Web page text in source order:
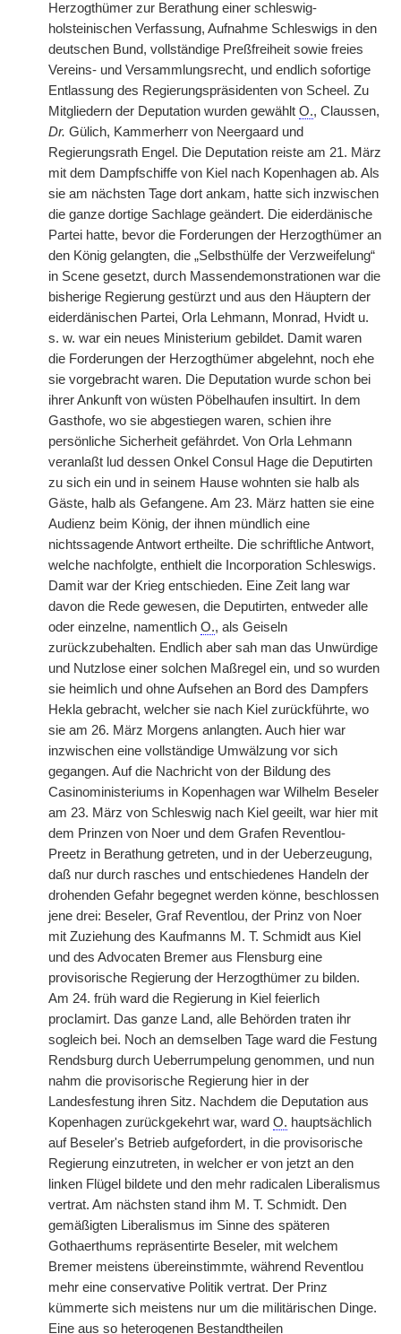
Herzogthümer zur Berathung einer schleswig-
holsteinischen Verfassung, Aufnahme Schleswigs in den
deutschen Bund, vollständige Preßfreiheit sowie freies
Vereins- und Versammlungsrecht, und endlich sofortige
Entlassung des Regierungspräsidenten von Scheel. Zu
Mitgliedern der Deputation wurden gewählt O., Claussen,
Dr. Gülich, Kammerherr von Neergaard und
Regierungsrath Engel. Die Deputation reiste am 21. März
mit dem Dampfschiffe von Kiel nach Kopenhagen ab. Als
sie am nächsten Tage dort ankam, hatte sich inzwischen
die ganze dortige Sachlage geändert. Die eiderdänische
Partei hatte, bevor die Forderungen der Herzogthümer an
den König gelangten, die „Selbsthülfe der Verzweifelung“
in Scene gesetzt, durch Massendemonstrationen war die
bisherige Regierung gestürzt und aus den Häuptern der
eiderdänischen Partei, Orla Lehmann, Monrad, Hvidt u.
s. w. war ein neues Ministerium gebildet. Damit waren
die Forderungen der Herzogthümer abgelehnt, noch ehe
sie vorgebracht waren. Die Deputation wurde schon bei
ihrer Ankunft von wüsten Pöbelhaufen insultirt. In dem
Gasthofe, wo sie abgestiegen waren, schien ihre
persönliche Sicherheit gefährdet. Von Orla Lehmann
veranlaßt lud dessen Onkel Consul Hage die Deputirten
zu sich ein und in seinem Hause wohnten sie halb als
Gäste, halb als Gefangene. Am 23. März hatten sie eine
Audienz beim König, der ihnen mündlich eine
nichtssagende Antwort ertheilte. Die schriftliche Antwort,
welche nachfolgte, enthielt die Incorporation Schleswigs.
Damit war der Krieg entschieden. Eine Zeit lang war
davon die Rede gewesen, die Deputirten, entweder alle
oder einzelne, namentlich O., als Geiseln
zurückzubehalten. Endlich aber sah man das Unwürdige
und Nutzlose einer solchen Maßregel ein, und so wurden
sie heimlich und ohne Aufsehen an Bord des Dampfers
Hekla gebracht, welcher sie nach Kiel zurückführte, wo
sie am 26. März Morgens anlangten. Auch hier war
inzwischen eine vollständige Umwälzung vor sich
gegangen. Auf die Nachricht von der Bildung des
Casinoministeriums in Kopenhagen war Wilhelm Beseler
am 23. März von Schleswig nach Kiel geeilt, war hier mit
dem Prinzen von Noer und dem Grafen Reventlou-
Preetz in Berathung getreten, und in der Ueberzeugung,
daß nur durch rasches und entschiedenes Handeln der
drohenden Gefahr begegnet werden könne, beschlossen
jene drei: Beseler, Graf Reventlou, der Prinz von Noer
mit Zuziehung des Kaufmanns M. T. Schmidt aus Kiel
und des Advocaten Bremer aus Flensburg eine
provisorische Regierung der Herzogthümer zu bilden.
Am 24. früh ward die Regierung in Kiel feierlich
proclamirt. Das ganze Land, alle Behörden traten ihr
sogleich bei. Noch an demselben Tage ward die Festung
Rendsburg durch Ueberrumpelung genommen, und nun
nahm die provisorische Regierung hier in der
Landesfestung ihren Sitz. Nachdem die Deputation aus
Kopenhagen zurückgekehrt war, ward O. hauptsächlich
auf Beseler's Betrieb aufgefordert, in die provisorische
Regierung einzutreten, in welcher er von jetzt an den
linken Flügel bildete und den mehr radicalen Liberalismus
vertrat. Am nächsten stand ihm M. T. Schmidt. Den
gemäßigten Liberalismus im Sinne des späteren
Gothaerthums repräsentirte Beseler, mit welchem
Bremer meistens übereinstimmte, während Reventlou
mehr eine conservative Politik vertrat. Der Prinz
kümmerte sich meistens nur um die militärischen Dinge.
Eine aus so heterogenen Bestandtheilen